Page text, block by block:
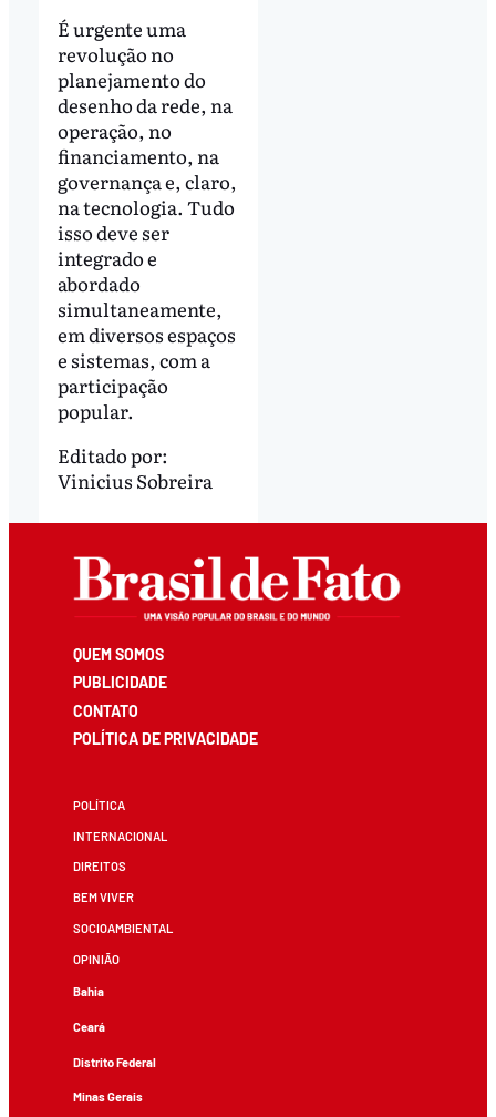
É urgente uma
revolução no
planejamento do
desenho da rede, na
operação, no
financiamento, na
governança e, claro,
na tecnologia. Tudo
isso deve ser
integrado e
abordado
simultaneamente,
em diversos espaços
e sistemas, com a
participação
popular.
Editado por:
Vinicius Sobreira
QUEM SOMOS
PUBLICIDADE
CONTATO
POLÍTICA DE PRIVACIDADE
POLÍTICA
INTERNACIONAL
DIREITOS
BEM VIVER
SOCIOAMBIENTAL
OPINIÃO
Bahia
Ceará
Distrito Federal
Minas Gerais